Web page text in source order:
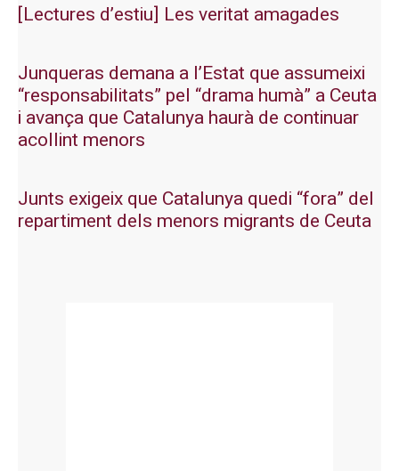
[Lectures d’estiu] Les veritat amagades
Junqueras demana a l’Estat que assumeixi
“responsabilitats” pel “drama humà” a Ceuta
i avança que Catalunya haurà de continuar
acollint menors
Junts exigeix que Catalunya quedi “fora” del
repartiment dels menors migrants de Ceuta